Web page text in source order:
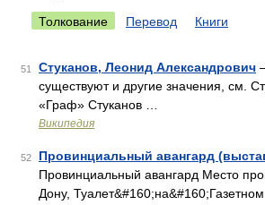
Толкование Перевод Книги
51 Стуканов, Леонид Александрович
существуют и другие значения, см.
«Граф» Стуканов …
Википедия
52 Провинциальный авангард
Провинциальный авангард Место
Дону, Туалет&#160;на&#160;Газетном